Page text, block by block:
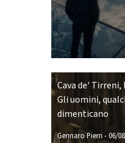
Cava de'
Gli uomini,
dimenticano
Gennaro Pierri -06/